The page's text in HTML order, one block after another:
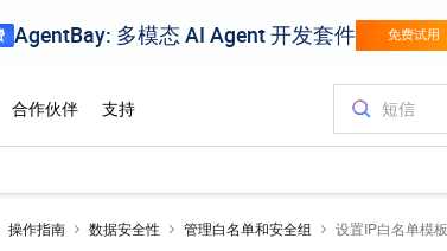
操作指南 数据安全性 管理白名单和安全组 设置IP白名单模板